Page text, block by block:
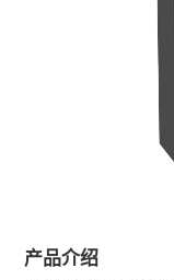
产品介绍